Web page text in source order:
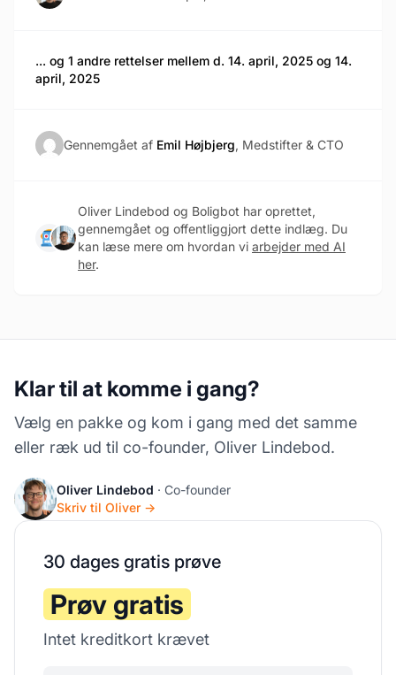
... og 1 andre rettelser mellem d. 14. april, 2025 og 14.
april, 2025
Gennemgået af Emil Højbjerg, Medstifter & CTO
Oliver Lindebod og Boligbot har oprettet,
gennemgået og offentliggjort dette indlæg. Du
kan læse mere om hvordan vi arbejder med AI
her.
Klar til at komme i gang?
Vælg en pakke og kom i gang med det samme
eller ræk ud til co-founder, Oliver Lindebod.
Oliver Lindebod · Co-founder
Skriv til Oliver →
30 dages gratis prøve
Prøv gratis
Intet kreditkort krævet